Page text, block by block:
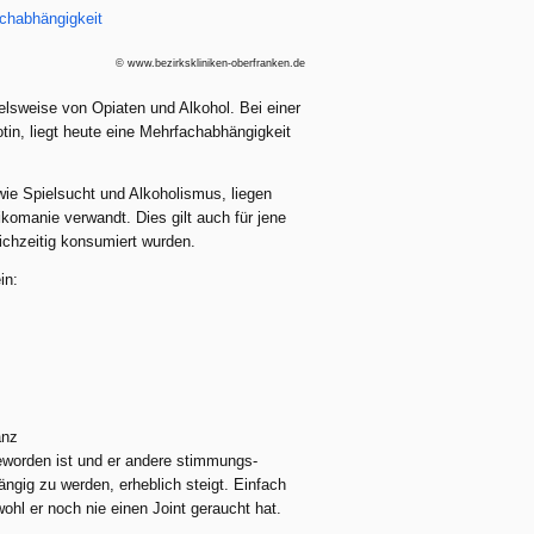
© www.bezirkskliniken-oberfranken.de
von Opiaten und Alkohol. Bei einer
liegt heute eine Mehrfachabhängigkeit
Spielsucht und Alkoholismus, liegen
verwandt. Dies gilt auch für jene
konsumiert wurden.
ist und er andere stimmungs-
zu werden, erheblich steigt. Einfach
er noch nie einen Joint geraucht hat.